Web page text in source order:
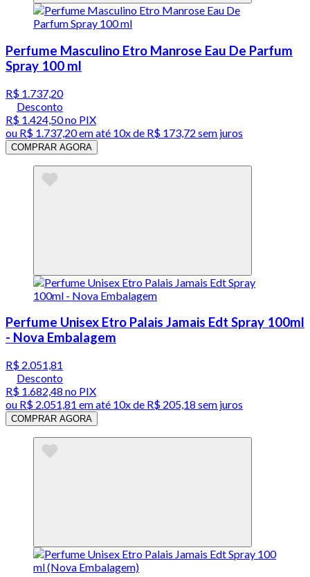
Perfume Masculino Etro Manrose Eau De Parfum
Spray 100 ml
R$ 1.737,20
Desconto
R$ 1.424,50no PIX
ou R$ 1.737,20em até 10x de R$ 173,72 sem juros
COMPRAR AGORA
Perfume Unisex Etro Palais Jamais Edt Spray 100ml
- Nova Embalagem
R$ 2.051,81
Desconto
R$ 1.682,48 no PIX
ou R$ 2.051,81 em até 10x de R$ 205,18 sem juros
COMPRAR AGORA